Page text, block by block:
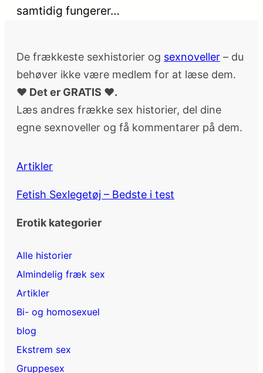
samtidig fungerer…
De frækkeste sexhistorier og sexnoveller – du
behøver ikke være medlem for at læse dem.
♥ Det er GRATIS ♥.
Læs andres frække sex historier, del dine
egne sexnoveller og få kommentarer på dem.
Artikler
Fetish Sexlegetøj – Bedste i test
Erotik kategorier
Alle historier
Almindelig fræk sex
Artikler
Bi- og homosexuel
blog
Ekstrem sex
Gruppesex